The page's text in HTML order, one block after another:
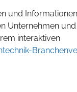
und
Unternehmen
interaktiven